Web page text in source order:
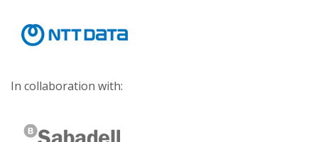
In collaboration with: